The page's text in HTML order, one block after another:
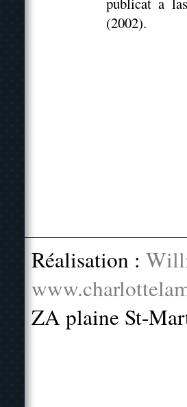
(2002).
Réalisation :
ZA plaine St-